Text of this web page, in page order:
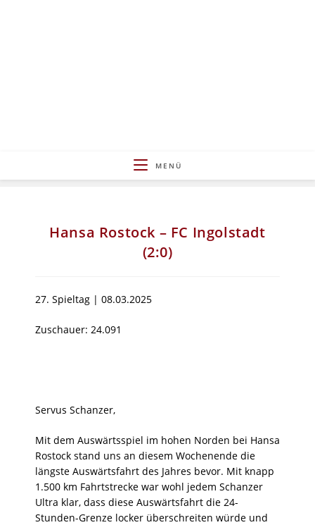
MENÜ
Hansa Rostock – FC Ingolstadt
(2:0)
27. Spieltag | 08.03.2025
Zuschauer: 24.091
Servus Schanzer,
Mit dem Auswärtsspiel im hohen Norden bei Hansa
Rostock stand uns an diesem Wochenende die
längste Auswärtsfahrt des Jahres bevor. Mit knapp
1.500 km Fahrtstrecke war wohl jedem Schanzer
Ultra klar, dass diese Auswärtsfahrt die 24-
Stunden-Grenze locker überschreiten würde und